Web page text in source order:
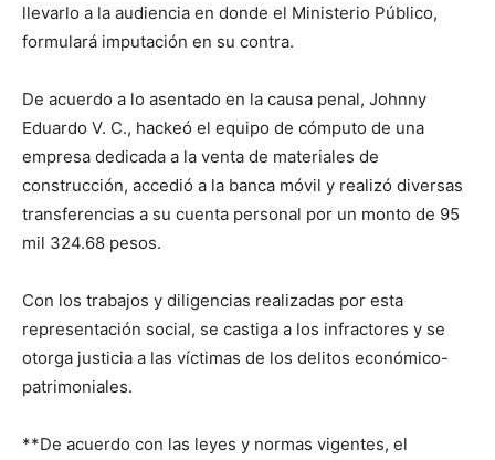
llevarlo a la audiencia en donde el Ministerio Público,
formulará imputación en su contra.
De acuerdo a lo asentado en la causa penal, Johnny
Eduardo V. C., hackeó el equipo de cómputo de una
empresa dedicada a la venta de materiales de
construcción, accedió a la banca móvil y realizó diversas
transferencias a su cuenta personal por un monto de 95
mil 324.68 pesos.
Con los trabajos y diligencias realizadas por esta
representación social, se castiga a los infractores y se
otorga justicia a las víctimas de los delitos económico-
patrimoniales.
**De acuerdo con las leyes y normas vigentes, el